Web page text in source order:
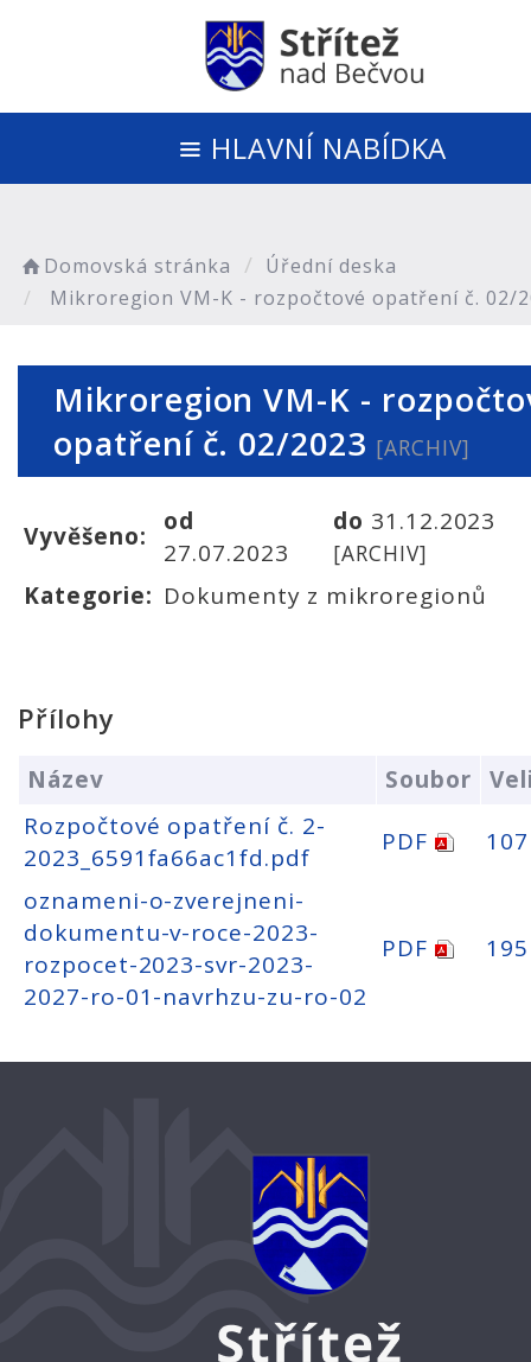
HLAVNÍ NABÍDKA
Domovská stránka
Úřední deska
Mikroregion VM-K - rozpočtové opatření č. 02/
Mikroregion VM-K -
opatření č. 02/2023 [ARCHIV]
Vyvěšeno:
od
27.07.2023
do 31.12.2023
[ARCHIV]
Kategorie: Dokumenty z mikroregionů
Přílohy
Název Soubor
Rozpočtové opatření č. 2-
2023_6591fa66ac1fd.pdf
PDF
oznameni-o-zverejneni-
dokumentu-v-roce-2023-
rozpocet-2023-svr-2023-
2027-ro-01-navrhzu-zu-ro-02
PDF